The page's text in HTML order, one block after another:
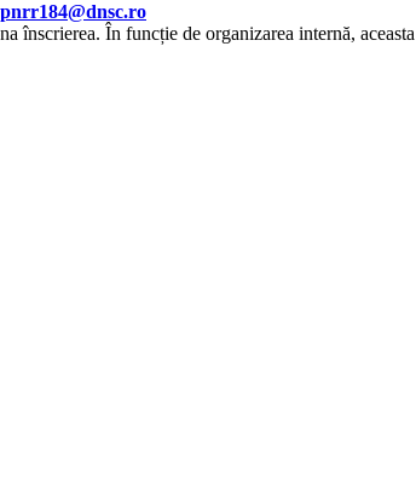
pnrr184@dnsc.ro
înscrierea. În funcție de organizarea internă,